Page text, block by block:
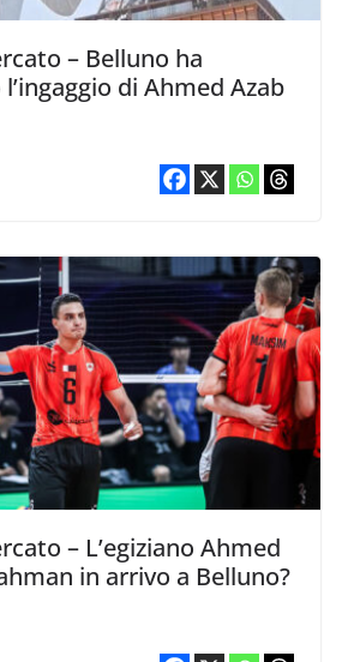
– Belluno ha
di Ahmed Azab
– L’egiziano Ahmed
in arrivo a Belluno?